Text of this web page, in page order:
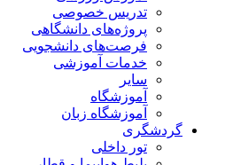
تدریس خصوصی
پروژه‌های دانشگاهی
فرصت‌های دانشجویی
خدمات آموزشی
سایر
آموزشگاه
آموزشگاه زبان
گردشگری
تور داخلی